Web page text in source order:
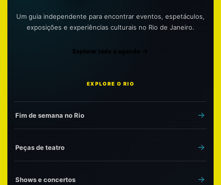
Um guia independente para encontrar eventos, espetáculos,
exposições e experiências culturais no Rio de Janeiro.
Explorar toda a agenda
EXPLORE O RIO
Fim de semana no Rio
Peças de teatro
Shows e concertos